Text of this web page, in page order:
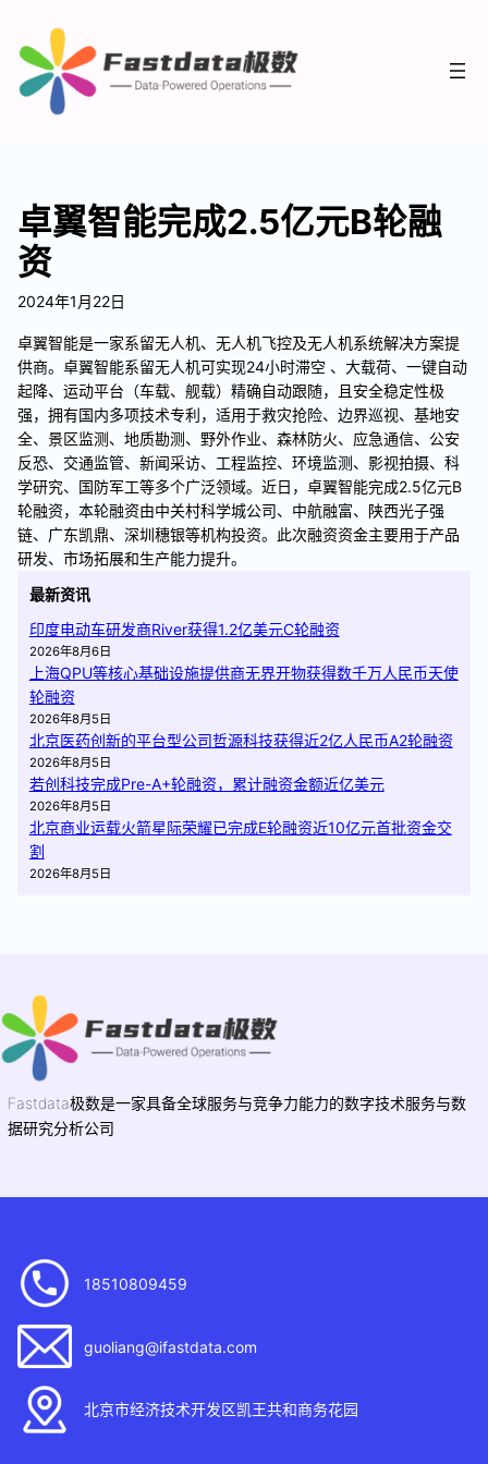
卓翼智能完成2.5亿元B轮融
资
2024年1月22日
卓翼智能是一家系留无人机、无人机飞控及无人机系统解决方案提
供商。卓翼智能系留无人机可实现24小时滞空 、大载荷、一键自动
起降、运动平台（车载、舰载）精确自动跟随，且安全稳定性极
强，拥有国内多项技术专利，适用于救灾抢险、边界巡视、基地安
全、景区监测、地质勘测、野外作业、森林防火、应急通信、公安
反恐、交通监管、新闻采访、工程监控、环境监测、影视拍摄、科
学研究、国防军工等多个广泛领域。近日，卓翼智能完成2.5亿元B
轮融资，本轮融资由中关村科学城公司、中航融富、陕西光子强
链、广东凯鼎、深圳穗银等机构投资。此次融资资金主要用于产品
研发、市场拓展和生产能力提升。
最新资讯
印度电动车研发商River获得1.2亿美元C轮融资
2026年8月6日
上海QPU等核心基础设施提供商无界开物获得数千万人民币天使
轮融资
2026年8月5日
北京医药创新的平台型公司哲源科技获得近2亿人民币A2轮融资
2026年8月5日
若创科技完成Pre-A+轮融资，累计融资金额近亿美元
2026年8月5日
北京商业运载火箭星际荣耀已完成E轮融资近10亿元首批资金交
割
2026年8月5日
Fastdata极数是一家具备全球服务与竞争力能力的数字技术服务与数
据研究分析公司
18510809459
guoliang@ifastdata.com
北京市经济技术开发区凯王共和商务花园